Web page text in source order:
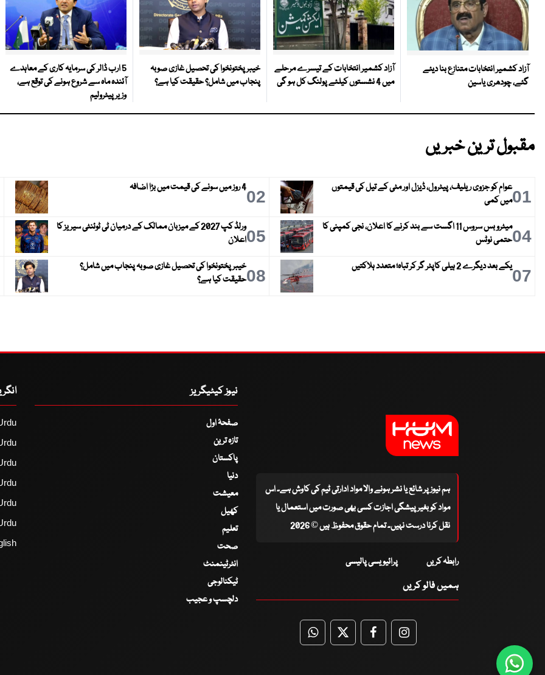
آزاد کشمیر انتخابات متنازع بنا دیئے
گئے، چودھری یاسین
آزاد کشمیر انتخابات کے تیسرے مرحلے
میں 4 نشستوں کیلئے پولنگ کل ہو گی
خیبر پختونخوا کی تحصیل غازی صوبہ
پنجاب میں شامل؟ حقیقت کیا ہے؟
5 ارب ڈالر کی سرمایہ کاری کے معاہدے
آئندہ ماہ سے شروع ہونے کی توقع ہے،
وزیر پیٹرولیم
مقبول ترین خبریں
01عوام کو جزوی ریلیف، پیٹرول، ڈیزل اور مٹی کے تیل کی قیمتوں
میں کمی
024 روز میں سونے کی قیمت میں بڑا اضافہ
04
میٹرو بس سروس 11 اگست سے بند کرنے کا اعلان، نجی کمپنی کا
حتمی نوٹس
05
ورلڈ کپ 2027 کے میزبان ممالک کے درمیان ٹی ٹوئنٹی سیریز کا
اعلان
07یکے بعد دیگرے 2 ہیلی کاپٹر گر کر تباہ؛ متعدد ہلاکتیں 08خیبر پختونخوا کی تحصیل غازی صوبہ پنجاب میں شامل؟
حقیقت کیا ہے؟
ہم نیوز پر شائع یا نشر ہونے والا مواد ادارتی ٹیم کی کاوش ہے۔ اس
مواد کو بغیر پیشگی اجازت کسی بھی صورت میں استعمال یا
نقل کرنا درست نہیں۔ تمام حقوق محفوظ ہیں © 2026
رابطہ کریں پرائیویسی پالیسی
ہمیں فالو کریں
WhatsApp
TwitterFacebookFacebook
نیوز کیٹیگریز
صفحۂ اول
تازہ ترین
پاکستان
دنیا
معیشت
کھیل
تعلیم
صحت
انٹرٹینمنٹ
ٹیکنالوجی
دلچسپ و عجیب